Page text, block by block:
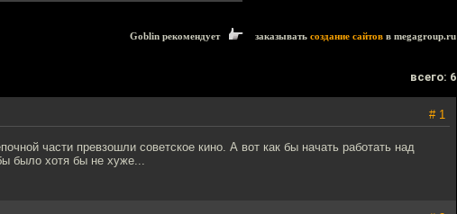
Goblin рекомендует заказывать создание сайтов в megagroup.ru
всего: 6
# 1
части превзошли советское кино. А вот как бы начать работать над
было хотя бы не хуже...